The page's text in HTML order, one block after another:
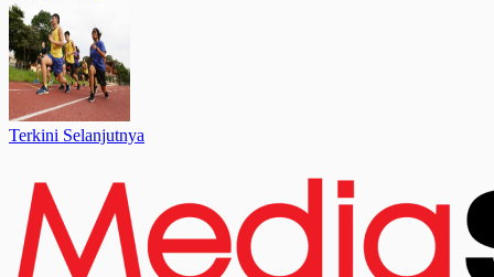
Terkini Selanjutnya